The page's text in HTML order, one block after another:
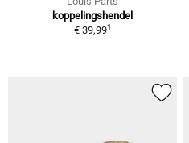
koppelingshendel
€ 39,991